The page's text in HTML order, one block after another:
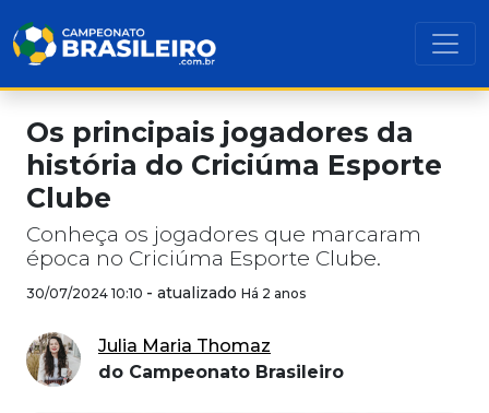
Os principais jogadores da
história do Criciúma Esporte
Clube
Conheça os jogadores que marcaram
época no Criciúma Esporte Clube.
30/07/2024 10:10 - atualizado Há 2 anos
Julia Maria Thomaz
do Campeonato Brasileiro